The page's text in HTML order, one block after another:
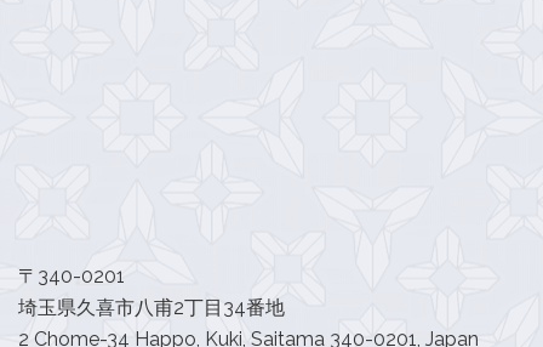
〒340-0201
埼玉県久喜市八甫2丁目34番地
2 Chome-34 Happo, Kuki, Saitama 340-0201, Japan